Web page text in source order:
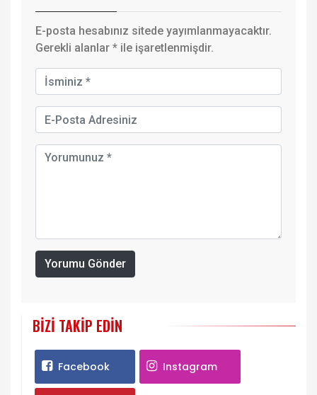
E-posta hesabınız sitede yayımlanmayacaktır.
Gerekli alanlar * ile işaretlenmişdir.
Yorumu Gönder
BIZI TAKIP EDIN
Facebook Instagram